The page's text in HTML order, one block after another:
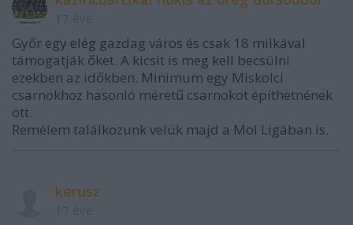
Győr egy elég gazdag város és csak 18 milkával
támogatják őket. A kicsit is meg kell becsülni
ezekben az időkben. Minimum egy Miskolci
csarnokhoz hasonló méretű csarnokot építhetnének
ott.
Remélem találkozunk velük majd a Mol Ligában is.
kerusz